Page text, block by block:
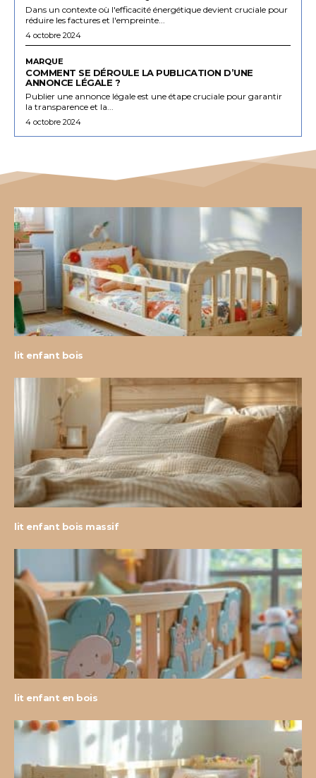
Dans un contexte où l'efficacité énergétique devient cruciale pour
réduire les factures et l'empreinte...
4 octobre 2024
MARQUE
COMMENT SE DÉROULE LA PUBLICATION D’UNE
ANNONCE LÉGALE ?
Publier une annonce légale est une étape cruciale pour garantir
la transparence et la...
4 octobre 2024
lit enfant bois
lit enfant bois massif
lit enfant en bois